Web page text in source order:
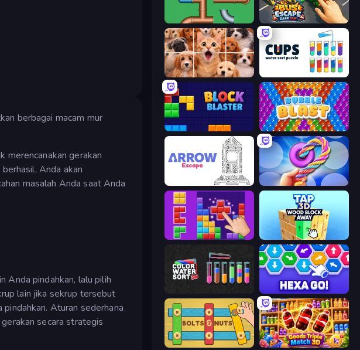
berbagai macam mur
merencanakan gerakan
Anda akan
masalah Anda saat Anda
Anda pindahkan, lalu pilih
lain jika sekrup tersebut
Aturan sederhana
secara strategis
Plumber Pipe Out Bus Escape: Clear Jam
Jigpic Solitaire Cups - Water Sort Puzzle
Block Blaster Bubble Blast
Arrow Escape Twisted Tangle
BlockBuster Puzzle
Hexa GO!
Bolts and Nuts Goods Triple Match 3D